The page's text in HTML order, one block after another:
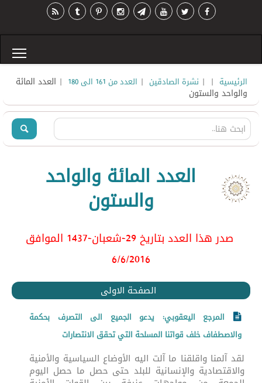
الرئيسية |
| نشرة الصادقين | العدد من 161 الى 180 | العدد المائة
والواحد والستون
العدد المائة والواحد
والستون
صدر هذا العدد بتاريخ 29-شعبان-1437 الموافق
6/6/2016
الصفحة الاولى
المرجع اليعقوبي: يدعو الجميع الى التصرف بحكمة
والاصطفاف خلف قواتنا المسلحة التي تحقق الانتصارات
لقد آلمنا واقلقنا ما آلت اليه الأوضاع السياسية والأمنية
والاقتصادية والإنسانية للبلد حتى حصل ما حصل اليوم